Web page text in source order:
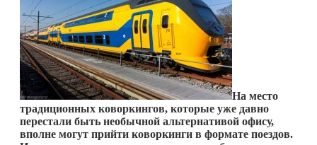
На место
традиционных коворкингов, которые уже давно
перестали быть необычной альтернативой офису,
вполне могут прийти коворкинги в формате поездов.